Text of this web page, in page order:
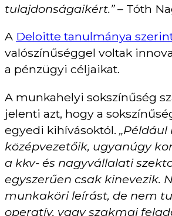
tulajdonságaikért.” – Tóth
A Deloitte tanulmánya
valószínűséggel voltak
a pénzügyi céljaikat.
A munkahelyi sokszínűség
jelenti azt, hogy a
egyedi kihívásoktól.
középvezetőik, ugyanúgy
a kkv- és nagyvállalati
egyszerűen csak kinevezik.
munkaköri leírást, de nem
operatív, vagy szakmai